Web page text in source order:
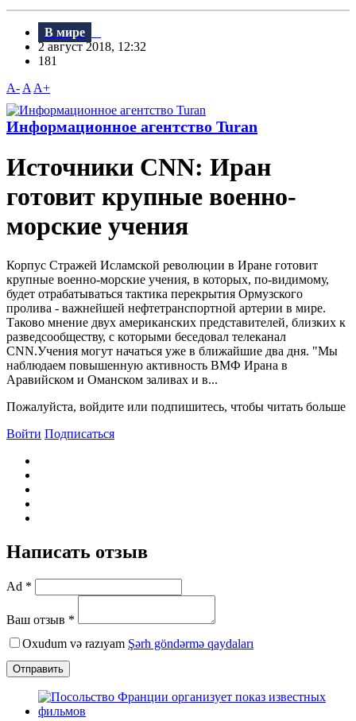
В мире
2 август 2018, 12:32
181
A- A A+
Информационное агентство Turan
Источники CNN: Иран
готовит крупные военно-
морские учения
Корпус Стражей Исламской революции в Иране готовит
крупные военно-морские учения, в которых, по-видимому,
будет отрабатываться тактика перекрытия Ормузского
пролива - важнейшей нефтетранспортной артерии в мире.
Таково мнение двух американских представителей, близких к
разведсообществу, с которыми беседовал телеканал
CNN.Учения могут начаться уже в ближайшие два дня. "Мы
наблюдаем повышенную активность BМФ Ирана в
Аравийском и Оманском заливах и в...
Пожалуйста, войдите или подпишитесь, чтобы читать больше
Войти Подписаться
Написать отзыв
Ad *
Ваш отзыв *
Oxudum və razıyam Şərh göndərmə qaydaları
Отправить